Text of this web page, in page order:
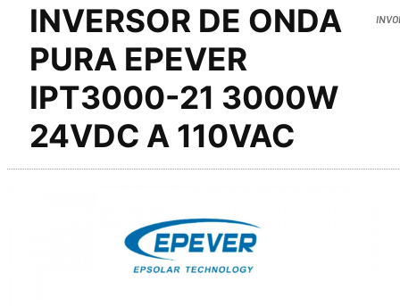
INVERSOR DE ONDA
PURA EPEVER
IPT3000-21 3000W
24VDC A 110VAC